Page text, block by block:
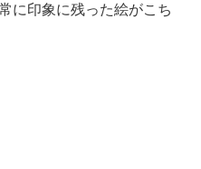
に印象に残った絵がこち